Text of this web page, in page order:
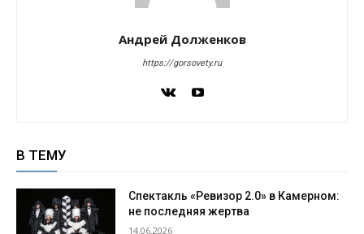
Андрей Долженков
https://gorsovety.ru
В ТЕМУ
Спектакль «Ревизор 2.0» в Камерном:
не последняя жертва
14.06.2026